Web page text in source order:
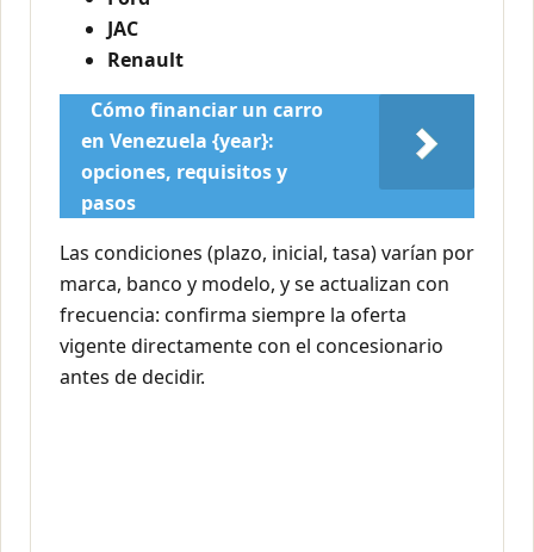
JAC
Renault
Cómo financiar un carro
en Venezuela {year}:
opciones, requisitos y
pasos
Las condiciones (plazo, inicial, tasa) varían por
marca, banco y modelo, y se actualizan con
frecuencia: confirma siempre la oferta
vigente directamente con el concesionario
antes de decidir.